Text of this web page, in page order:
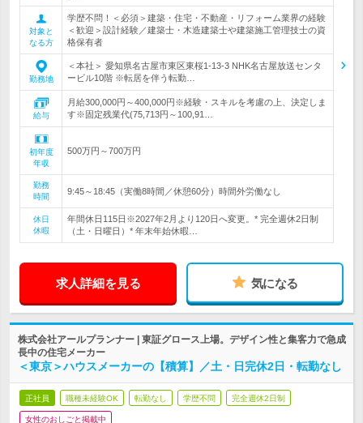
対象と
なる方
学歴不問！＜必須＞建築・住宅・不動産・リフォーム業界の経験
＜歓迎＞設計経験／建築士・木造建築士や建築施工管理技士の資
格保有者
勤務地
＜本社＞ 愛知県名古屋市東区東桜1-13-3 NHK名古屋放送センタ
ービル10階 ※転居を伴う転勤…
給与
月給300,000円～400,000円※経験・スキルを考慮の上、決定しま
す※固定残業代(75,713円～100,91…
初年度
年収
500万円～700万円
勤務
時間
9:45～18:45（実働8時間／休憩60分）時間外労働なし
休日
休暇
年間休日115日※2027年2月より120日へ変更。* 完全週休2日制
（土・日曜日）* 年末年始休暇…
求人詳細を見る 気になる
株式会社アールプランナー | 東証グロース上場。デザイン性と集客力で急成
長中の住宅メーカー
＜東京＞ハウスメーカーの【積算】／土・日完休2日・転勤なし
正社員 職種未経験OK 転勤なし 学歴不問 完全週休2日制
女性のおしごと掲載中